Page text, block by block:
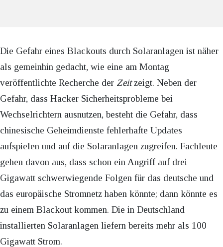
Die Gefahr eines Blackouts durch Solaranlagen ist näher
als gemeinhin gedacht, wie eine am Montag
veröffentlichte Recherche der Zeitzeigt. Neben der
Gefahr, dass Hacker Sicherheitsprobleme bei
Wechselrichtern ausnutzen, besteht die Gefahr, dass
chinesische Geheimdienste fehlerhafte Updates
aufspielen und auf die Solaranlagen zugreifen. Fachleute
gehen davon aus, dass schon ein Angriff auf drei
Gigawatt schwerwiegende Folgen für das deutsche und
das europäische Stromnetz haben könnte; dann könnte es
zu einem Blackout kommen. Die in Deutschland
installierten Solaranlagen liefern bereits mehr als 100
Gigawatt Strom.